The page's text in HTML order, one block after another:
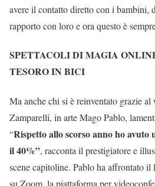
avere il contatto diretto con i bambini,
rapporto con loro e ora questo è
SPETTACOLI DI MAGIA
TESORO IN BICI
Ma anche chi si è reinventato grazie al
Zamparelli, in arte Mago Pablo,
“Rispetto allo scorso anno ho
il 40%”, racconta il prestigiatore e
scene capitoline. Pablo ha affrontato
su Zoom, la piattaforma per